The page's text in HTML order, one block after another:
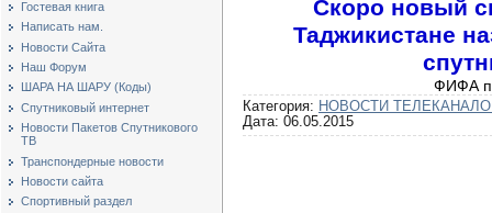
Гостевая книга
Написать нам.
Новости Сайта
Наш Форум
ШАРА НА ШАРУ (Коды)
Спутниковый интернет
Новости Пакетов Спутникового
ТВ
Транспондерные новости
Новости сайта
Спортивный раздел
Скоро новый
Таджикистане
ФИФА
Категория: НОВОСТИ
Дата: 06.05.2015